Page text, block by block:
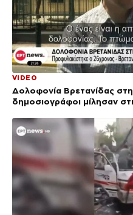
VIDEO
Δολοφονία Βρετανίδας
δημοσιογράφοι μίλησαν